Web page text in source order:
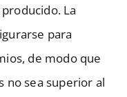
La
para
de modo que
no sea superior al